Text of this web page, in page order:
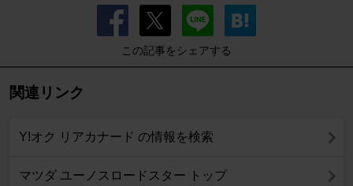
この記事をシェアする
関連リンク
Y!オク リアカナード の情報を検索
マツダ ユーノスロードスター トップ